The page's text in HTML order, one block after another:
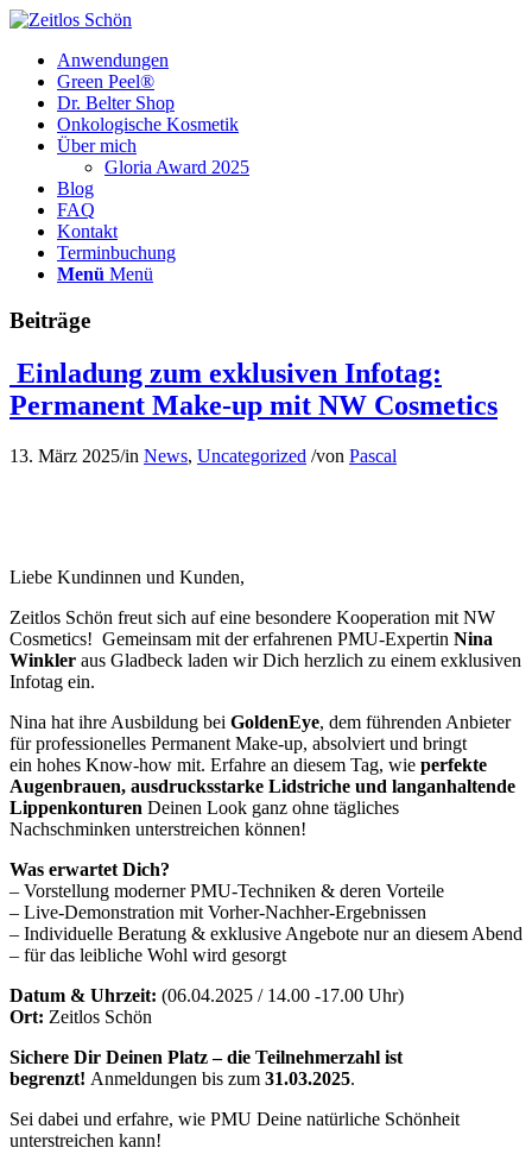
Anwendungen
Green Peel®
Dr. Belter Shop
Onkologische Kosmetik
Über mich
Gloria Award 2025
Blog
FAQ
Kontakt
Terminbuchung
Menü Menü
Beiträge
Einladung zum exklusiven Infotag:
Permanent Make-up mit NW Cosmetics
13. März 2025/in News, Uncategorized /von Pascal
Liebe Kundinnen und Kunden,
Zeitlos Schön freut sich auf eine besondere Kooperation mit NW
Cosmetics! Gemeinsam mit der erfahrenen PMU-Expertin Nina
Winkler aus Gladbeck laden wir Dich herzlich zu einem exklusiven
Infotag ein.
Nina hat ihre Ausbildung bei GoldenEye, dem führenden Anbieter
für professionelles Permanent Make-up, absolviert und bringt
ein hohes Know-how mit. Erfahre an diesem Tag, wie perfekte
Augenbrauen, ausdrucksstarke Lidstriche und langanhaltende
Lippenkonturen Deinen Look ganz ohne tägliches
Nachschminken unterstreichen können!
Was erwartet Dich?
– Vorstellung moderner PMU-Techniken & deren Vorteile
– Live-Demonstration mit Vorher-Nachher-Ergebnissen
– Individuelle Beratung & exklusive Angebote nur an diesem Abend
– für das leibliche Wohl wird gesorgt
Datum & Uhrzeit: (06.04.2025 / 14.00 -17.00 Uhr)
Ort: Zeitlos Schön
Sichere Dir Deinen Platz – die Teilnehmerzahl ist
begrenzt! Anmeldungen bis zum 31.03.2025.
Sei dabei und erfahre, wie PMU Deine natürliche Schönheit
unterstreichen kann!